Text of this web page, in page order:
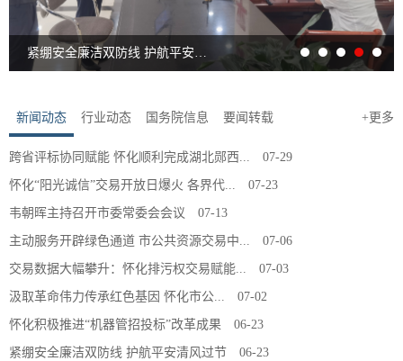
新闻动态 行业动态 国务院信息 要闻转载 +更多
跨省评标协同赋能 怀化顺利完成湖北郧西... 07-29
怀化“阳光诚信”交易开放日爆火 各界代... 07-23
韦朝晖主持召开市委常委会会议 07-13
主动服务开辟绿色通道 市公共资源交易中... 07-06
交易数据大幅攀升：怀化排污权交易赋能... 07-03
汲取革命伟力传承红色基因 怀化市公... 07-02
怀化积极推进“机器管招投标”改革成果 06-23
紧绷安全廉洁双防线 护航平安清风过节 06-23